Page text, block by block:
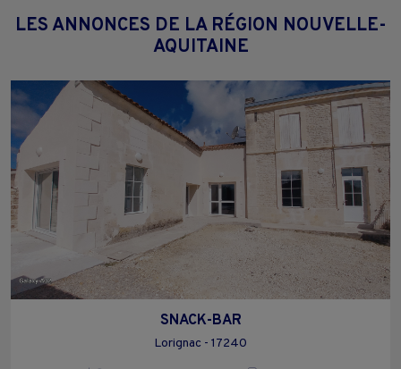
LES ANNONCES DE LA RÉGION NOUVELLE-
AQUITAINE
SNACK-BAR
Lorignac - 17240